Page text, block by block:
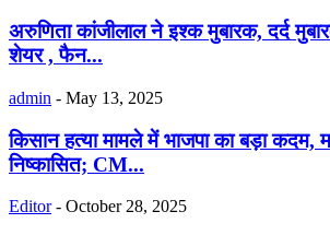
अरुणिता कांजीलाल ने इश्क मुबारक, दर्द
शेयर , फैन...
admin - May 13, 2025
किसान हत्या मामले में भाजपा का बड़ा कदम,
निष्कासित; CM...
Editor - October 28, 2025